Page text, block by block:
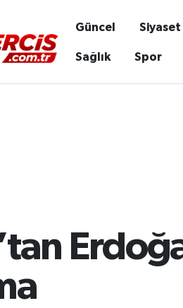
Güncel Siyaset
Sağlık Spor